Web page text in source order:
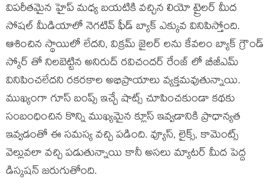
విపరీతమైన హైప్ మధ్య బయటికి వచ్చిన లియో ట్రైలర్ మీద
సోషల్ మీడియాలో నెగటివ్ ఫీడ్ బ్యాక్ ఎక్కువ వినిపిస్తోంది.
ఆశించిన స్థాయిలో లేదని, విక్రమ్ జైలర్ లను కేవలం బ్యాక్ గ్రౌండ్
స్కోర్ తో నిలబెట్టిన అనిరుద్ రవిచందర్ రేంజ్ లో బీజీఎమ్
వినిపించలేదని రకరకాల అభిప్రాయాలు వ్యక్తమవుతున్నాయి.
ముఖ్యంగా గూస్ బంప్స్ ఇచ్చే షాట్స్ చూపించకుండా కథకు
సంబంధించిన కొన్ని ముఖ్యమైన క్లూస్ ఇవ్వడానికి ప్రాధాన్యత
ఇవ్వడంతో ఈ సమస్య వచ్చి పడింది. వ్యూస్, లైక్స్, కామెంట్స్
వెల్లువలా వచ్చి పడుతున్నాయి కానీ అసలు మ్యాటర్ మీద పెద్ద
డిస్కషన్ జరుగుతోంది.